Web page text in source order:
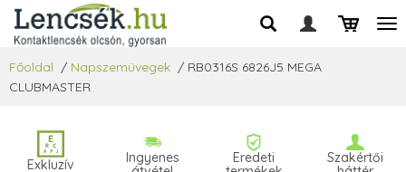
Főoldal / Napszemüvegek / RB0316S 6826J5 MEGA
CLUBMASTER
Exkluzív
Ingyenes
Eredeti
Szakértői